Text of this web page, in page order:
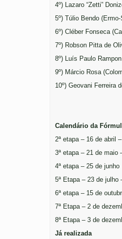
4º) Lazaro “Zetti”
5º) Túlio Bendo
6º) Cléber Fonseca
7º) Robson Pitta de
8º) Luís Paulo
9º) Márcio Rosa
10º) Geovani Ferreira
Calendário da
2ª etapa – 16 de abril
3ª etapa – 21 de maio
4ª etapa – 25 de
5ª Etapa – 23 de julho
6ª etapa – 15 de
7ª Etapa – 2 de
8ª Etapa – 3 de
Já realizada